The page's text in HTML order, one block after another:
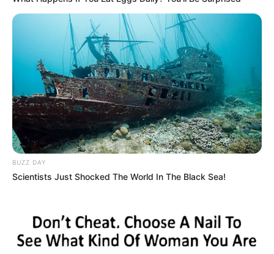
BUZZ DAY
Scientists Just Shocked The World In The Black Sea!